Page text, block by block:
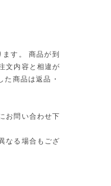
す。 商品が到
文内容と相違が
商品は返品・
お問い合わせ下
なる場合もござ